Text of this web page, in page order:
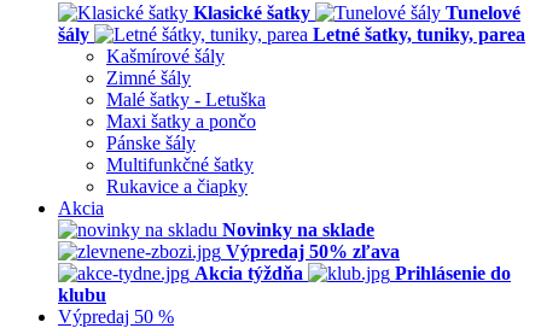
Klasické šatky
Tunelové
šály
Letné šatky, tuniky, parea
Kašmírové šály
Zimné šály
Malé šatky - Letuška
Maxi šatky a pončo
Pánske šály
Multifunkčné šatky
Rukavice a čiapky
Akcia
Novinky na sklade
Výpredaj 50% zľava
Akcia týždňa
Prihlásenie do
klubu
Výpredaj 50 %